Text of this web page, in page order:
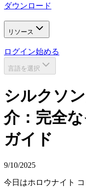
ダウンロード
リソース
ログイン始める
言語を選択
シルクソ
介：完全
ガイド
9/10/2025
今日はホロウナイト